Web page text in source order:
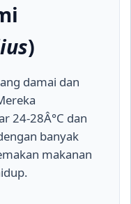
)
damai dan
24-28Â°C dan
banyak
makanan